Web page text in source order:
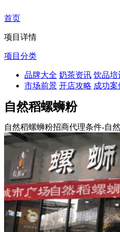
首页
项目详情
项目分类
品牌大全 奶茶资讯 饮品培
市场前景 开店攻略 成功案
自然稻螺蛳粉
自然稻螺蛳粉招商代理条件-自